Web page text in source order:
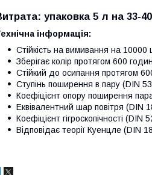
упаковка 5 л на 33-
інформація:
Стійкість на вимивання на
Зберігає колір протягом 600
Стійкий до осипання протягом
Ступінь поширення в пару (DIN
Коефіцієнт опору поширення
Еквівалентний шар повітря
Коефіцієнт гігроскопічності
Відповідає теорії Куенцле (DIN